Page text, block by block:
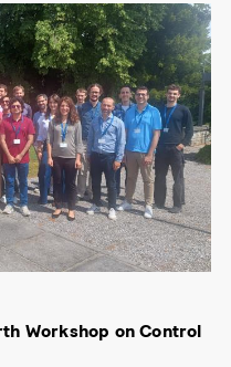
Workshop on Control